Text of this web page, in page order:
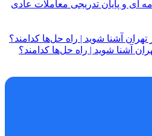
ای و پایان تدریجی معاملات عادی